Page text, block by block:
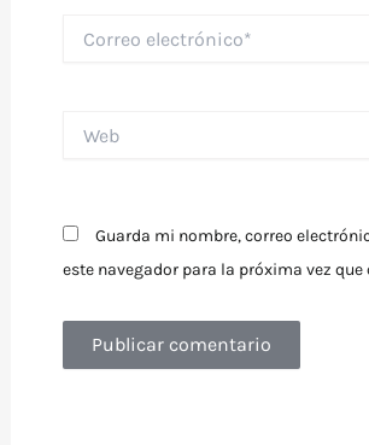
electrónico*
Guarda mi nombre, correo
este navegador para la próxima vez que